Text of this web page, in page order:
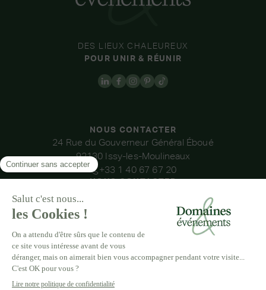
NOUS CONTACTER
24 Rue du Gouverneur Général Éboué
92130 Issy-les-Moulineaux
+33 1 40 67 67 20
NOUS CONTACTER
DES LIEUX CHALEUREUX
POUR UNIR & RÉUNIR
NOS LIEUX
DOMAINE DE LA THIBAUDIÈRE
DOMAINE DE LA ROCHE COULOIR
DOMAINE DE VAUJOLY
DOMAINE DES BARRENQUES